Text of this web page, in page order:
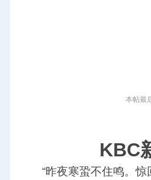
本帖最
KBC
“昨夜寒蛩不住鸣。惊